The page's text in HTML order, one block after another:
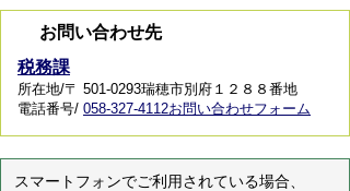
お問い合わせ先
税務課
所在地/〒 501-0293瑞穂市別府１２８８番地
電話番号/ 058-327-4112お問い合わせフォーム
スマートフォンでご利用されている場合、